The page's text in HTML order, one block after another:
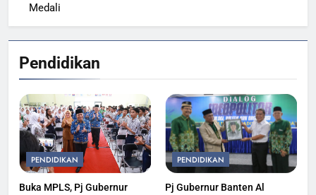
Medali
Pendidikan
PENDIDIKAN
Buka MPLS, Pj Gubernur
PENDIDIKAN
Pj Gubernur Banten Al